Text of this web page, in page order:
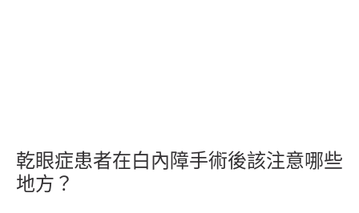
乾眼症患者在白內障手術後該注意哪些
地方？